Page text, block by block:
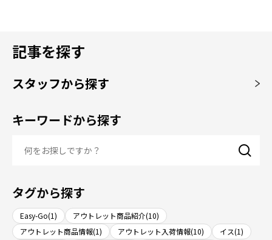
記事を探す
スタッフから探す
キーワードから探す
タグから探す
Easy-Go(1)
アウトレット商品紹介(10)
アウトレット商品情報(1)
アウトレット入荷情報(10)
イス(1)